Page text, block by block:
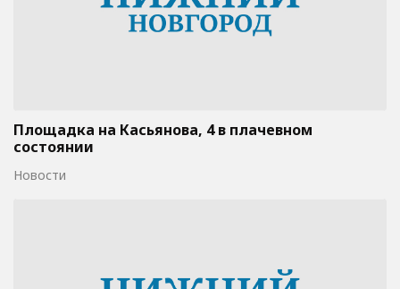
Площадка на Касьянова, 4 в плачевном
состоянии
Новости